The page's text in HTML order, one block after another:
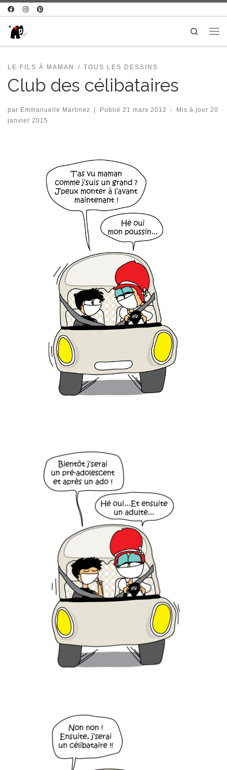
Passer au contenu
Search
LE FILS À MAMAN TOUS LES DESSINS
Club des célibataires
par Emmanuelle Martinez | Publié 21 mars 2012 - Mis à jour 20
janvier 2015